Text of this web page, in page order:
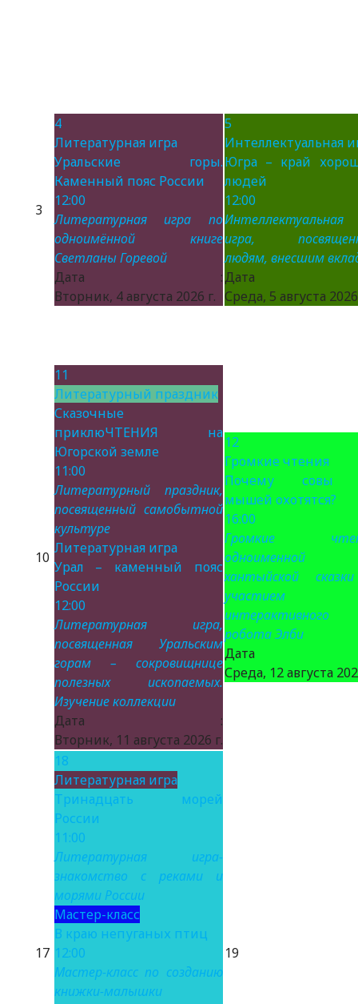
3
4
Литературная игра
Уральские горы.
Каменный пояс России
12:00
Литературная игра по
одноимённой книге
Светланы Горевой
Дата :
Вторник, 4 августа 2026 г.
5
Интеллектуальная
Югра – край
людей
12:00
Интеллектуальная
игра,
людям, внесшим
Дата
Среда, 5 августа
10
11
Литературный праздник
Сказочные
приклюЧТЕНИЯ на
Югорской земле
11:00
Литературный праздник,
посвященный самобытной
культуре
Литературная игра
Урал – каменный пояс
России
12:00
Литературная игра,
посвященная Уральским
горам – сокровищнице
полезных ископаемых.
Изучение коллекции
Дата :
Вторник, 11 августа 2026 г.
12
Громкие чтения
Почему совы
мышей охотятся?
16:00
Громкие
одноименной
хантыйской
участием
интерактивного
робота Элби
Дата
Среда, 12 августа
17
18
Литературная игра
Тринадцать морей
России
11:00
Литературная игра-
знакомство с реками и
морями России
Мастер-класс
В краю непуганых птиц
12:00
Мастер-класс по созданию
книжки-малышки
19